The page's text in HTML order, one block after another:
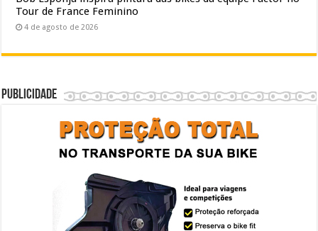
Tour de France Feminino
4 de agosto de 2026
Publicidade